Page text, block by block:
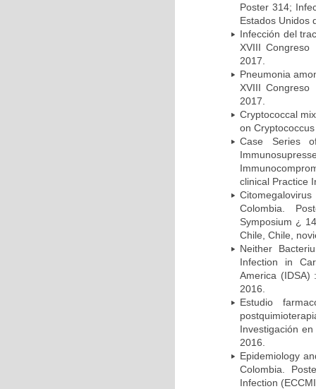
Poster 314;
Estados Unidos
Infección del
XVIII
2017.
Pneumonia
XVIII
2017.
Cryptococcal
on
Case Series
clinical Practice
Colombia.
Symposium ¿
Chile, Chile,
Neither
Infection in
America (IDSA)
2016.
Estudio
Investigación
2016.
Epidemiology
Colombia.
Infection